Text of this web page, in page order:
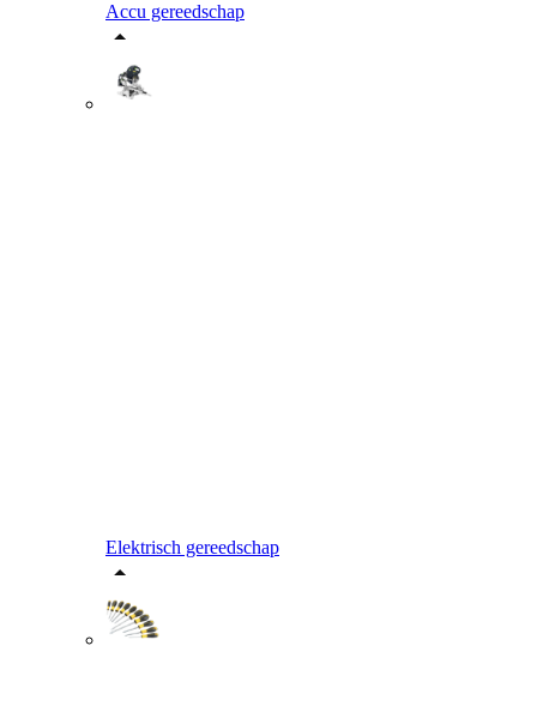
Accu gereedschap
Elektrisch gereedschap